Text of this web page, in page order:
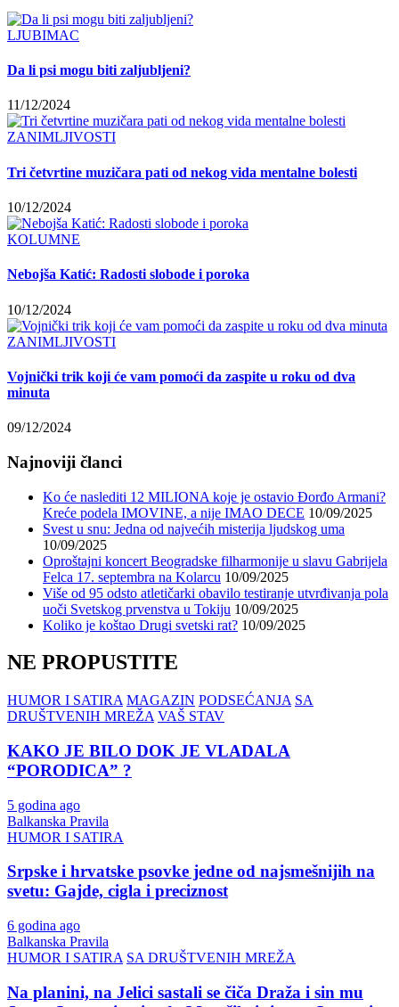
LJUBIMAC
Da li psi mogu biti zaljubljeni?
11/12/2024
ZANIMLJIVOSTI
Tri četvrtine muzičara pati od nekog vida mentalne bolesti
10/12/2024
KOLUMNE
Nebojša Katić: Radosti slobode i poroka
10/12/2024
ZANIMLJIVOSTI
Vojnički trik koji će vam pomoći da zaspite u roku od dva
minuta
09/12/2024
Najnoviji članci
Ko će naslediti 12 MILIONA koje je ostavio Đorđo Armani?
Kreće podela IMOVINE, a nije IMAO DECE 10/09/2025
Svest u snu: Jedna od najvećih misterija ljudskog uma
10/09/2025
Oproštajni koncert Beogradske filharmonije u slavu Gabrijela
Felca 17. septembra na Kolarcu 10/09/2025
Više od 95 odsto atletičarki obavilo testiranje utvrđivanja pola
uoči Svetskog prvenstva u Tokiju 10/09/2025
Koliko je koštao Drugi svetski rat? 10/09/2025
NE PROPUSTITE
HUMOR I SATIRA MAGAZIN PODSEĆANJA SA
DRUŠTVENIH MREŽA VAŠ STAV
KAKO JE BILO DOK JE VLADALA
“PORODICA” ?
5 godina ago
Balkanska Pravila
HUMOR I SATIRA
Srpske i hrvatske psovke jedne od najsmešnijih na
svetu: Gajde, cigla i preciznost
6 godina ago
Balkanska Pravila
HUMOR I SATIRA SA DRUŠTVENIH MREŽA
Na planini, na Jelici sastali se čiča Draža i sin mu